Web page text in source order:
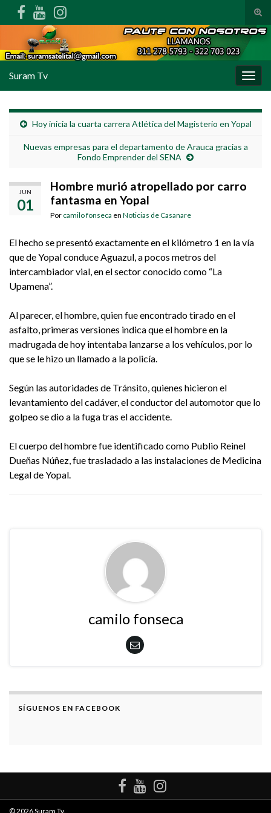
Suram Tv
Hoy inicia la cuarta carrera Atlética del Magisterio en Yopal
Nuevas empresas para el departamento de Arauca gracias a
Fondo Emprender del SENA
JUN
01
Hombre murió atropellado por carro
fantasma en Yopal
Por camilo fonseca en Noticias de Casanare
El hecho se presentó exactamente en el kilómetro 1 en la vía
que de Yopal conduce Aguazul, a pocos metros del
intercambiador vial, en el sector conocido como “La
Upamena”.
Al parecer, el hombre, quien fue encontrado tirado en el
asfalto, primeras versiones indica que el hombre en la
madrugada de hoy intentaba lanzarse a los vehículos, por lo
que se le hizo un llamado a la policía.
Según las autoridades de Tránsito, quienes hicieron el
levantamiento del cadáver, el conductor del automotor que lo
golpeo se dio a la fuga tras el accidente.
El cuerpo del hombre fue identificado como Publio Reinel
Dueñas Núñez, fue trasladado a las instalaciones de Medicina
Legal de Yopal.
camilo fonseca
SÍGUENOS EN FACEBOOK
© 2026 Suram Tv.